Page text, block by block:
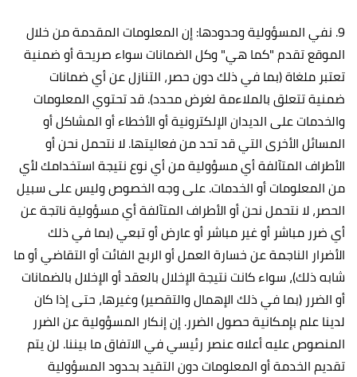
9. نفي المسؤولية وحدودها: إن المعلومات المقدمة من خلال
الموقع تقدم "كما هي" وكل الضمانات سواء صريحة أو ضمنية
تعتبر ملغاة (بما في ذلك دون حصر، التنازل عن أي ضمانات
ضمنية تتعلق بالملاءمة لغرض محدد). قد تحتوي المعلومات
والخدمات على الديدان الإلكترونية أو الأخطاء أو المشاكل أو
المسائل الأخرى التي قد تحد من فعاليتها. لا نتحمل نحن أو
الأطراف المتآلفة أي مسؤولية من أي نوع نتيجة استخدامك لأي
من المعلومات أو الخدمات. على وجه الخصوص وليس على سبيل
الحصر، لا نتحمل نحن أو الأطراف المتآلفة أي مسؤولية ناتجة عن
أي ضرر مباشر أو غير مباشر أو عارض أو تبعي (بما في ذلك
الأضرار الناجمة عن خسارة العمل أو الربح الفائت أو التقاضي أو ما
شابه ذلك)، سواء كانت نتيجة الإخلال بالعقد أو الإخلال بالضمانات
أو الضرر (بما في ذلك الإهمال والتقصير) وغيرها، حتى إذا كان
لدينا علم بإمكانية حصول الضرر. إن إنكار المسؤولية عن الضرر
المنصوص عليه أعلاه عنصر رئيسي في الاتفاق ما بيننا. لن يتم
تقديم الخدمة أو المعلومات دون التقيد بحدود المسؤولية